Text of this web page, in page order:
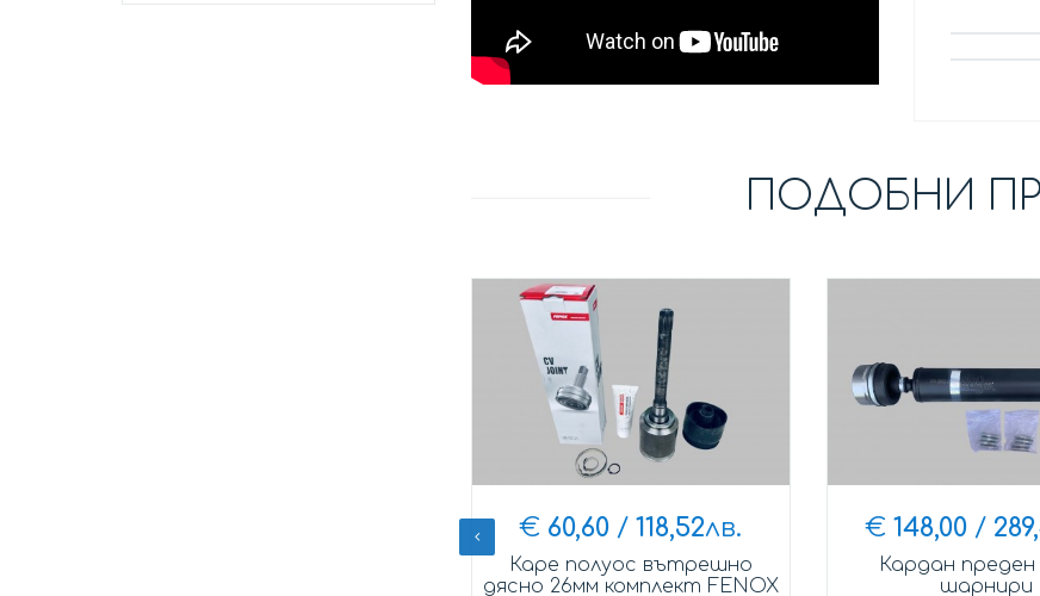
ПОДОБНИ
€ 60,60 / 118,52лв.
Каре полуос вътрешно
дясно 26мм комплект FENOX
€ 148,00 /
Кардан преден
шарнири